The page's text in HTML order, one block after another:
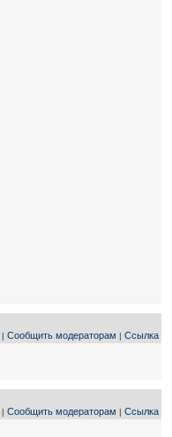
| Сообщить модераторам | Ссылка
| Сообщить модераторам | Ссылка